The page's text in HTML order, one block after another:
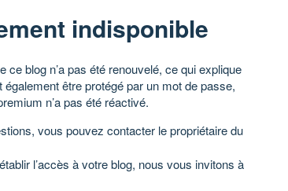
indisponible
ce blog n’a pas été renouvelé, ce qui explique
être protégé par un mot de passe,
n’a pas été réactivé.
vous pouvez contacter le propriétaire du
l’accès à votre blog, nous vous invitons à